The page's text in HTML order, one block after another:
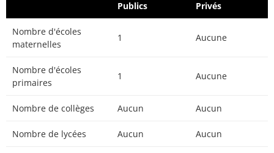
Publics Privés
Nombre d'écoles
maternelles
1 Aucune
Nombre d'écoles
primaires
1 Aucune
Nombre de collèges Aucun Aucun
Nombre de lycées Aucun Aucun